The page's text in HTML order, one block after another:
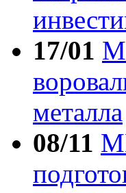
17/01
металла
08/11